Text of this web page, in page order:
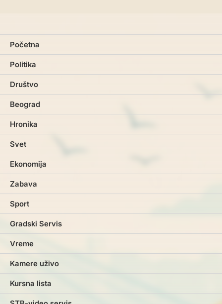
Početna
Politika
Društvo
Beograd
Hronika
Svet
Ekonomija
Zabava
Sport
Gradski Servis
Vreme
Kamere uživo
Kursna lista